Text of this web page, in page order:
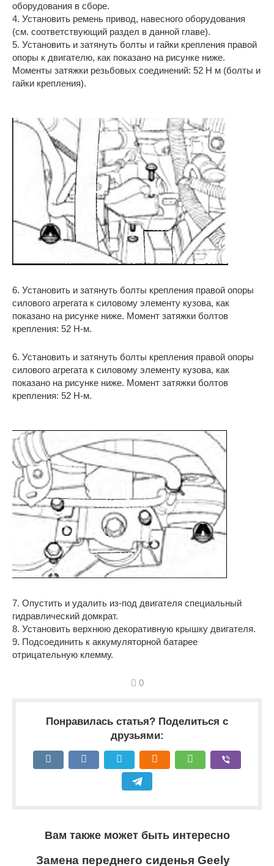
оборудования в сборе.
4. Установить ремень привод, навесного оборудования
(см. соответствующий раздел в данной главе).
5. Установить и затянуть болты и гайки крепления правой
опоры к двигателю, как показано на рисунке ниже.
Моменты затяжки резьбовых соединений: 52 Н м (болты и
гайки крепления).
6. Установить и затянуть болты крепления правой опоры
силового агрегата к силовому элементу кузова, как
показано на рисунке ниже. Момент затяжки болтов
крепления: 52 Н-м.
6. Установить и затянуть болты крепления правой опоры
силового агрегата к силовому элементу кузова, как
показано на рисунке ниже. Момент затяжки болтов
крепления: 52 Н-м.
7. Опустить и удалить из-под двигателя специальный
гидравлический домкрат.
8. Установить верхнюю декоративную крышку двигателя.
9. Подсоединить к аккумуляторной батарее
отрицательную клемму.
0
Понравилась статья? Поделиться с
друзьями:
Вам также может быть интересно
Замена переднего сиденья Geely